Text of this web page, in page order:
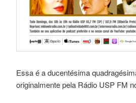
Essa é a ducentésima
originalmente pela Rádio USP FM